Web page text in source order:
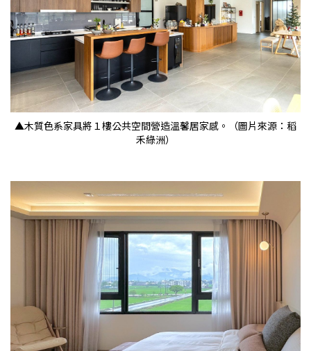
▲木質色系家具將１樓公共空間營造溫馨居家感。（圖片來源：稻
禾綠洲）